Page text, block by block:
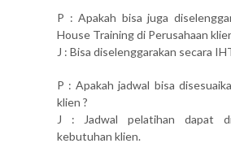
P : Apakah bisa juga
House Training di Perusahaan
J : Bisa diselenggarakan secara
P : Apakah jadwal bisa
klien ?
J : Jadwal pelatihan dapat
kebutuhan klien.